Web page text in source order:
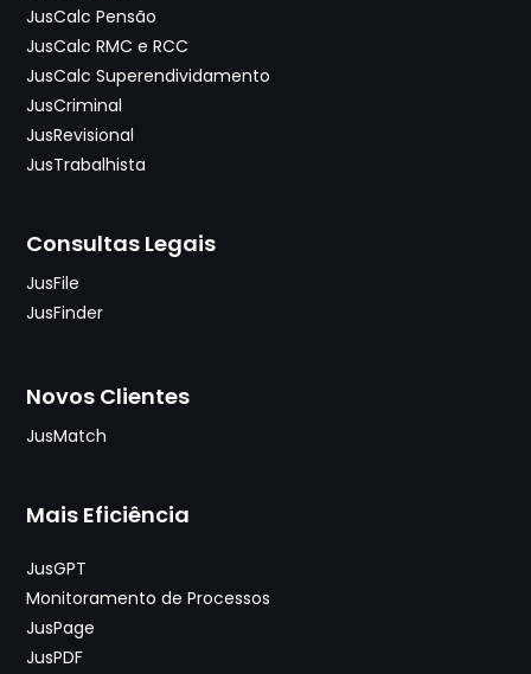
JusCalc Pensão
JusCalc RMC e RCC
JusCalc Superendividamento
JusCriminal
JusRevisional
JusTrabalhista
Consultas Legais
JusFile
JusFinder
Novos Clientes
JusMatch
Mais Eficiência
JusGPT
Monitoramento de Processos
JusPage
JusPDF